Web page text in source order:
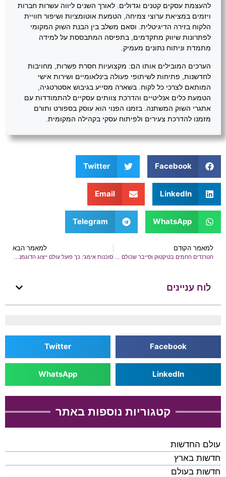
להעצמת עסקים קטנים וגדולים. לאורך השנים ליווה עשרות חברות
ויזמים במציאת ערוצי צמיחה, הטמעת אוטומציות ושיפור חוויית
הלקוח בזירה הדיגיטלית. וסאם משלב בין הבנת השוק המקומי
לפתרונות שיווק מתקדמים, בתפיסה המתבססת על למידה
מתמדת וניתוח נתונים מעמיק.
הערכים המובילים אותו הם: מקצועיות חסרת פשרות, מחויבות
לחדשנות, פתיחות לשיתופי פעולה בינלאומיים ושירות אישי
המותאם לצרכי כל לקוח. בשארה מסייע בגיבוש אסטרטגיה,
הטמעת כלים אנליטיים והדרכת צוותים עסקיים להתמודדות עם
אתגרי השוק המשתנה. בזמנו הפנוי הוא עוסק בספורט ותורם
מזמנו להדרכת צעירים ולפיתוח עסקי בקהילה המקומית.
Facebook
Twitter
LinkedIn
Email
WhatsApp
Telegram
למאמר הקודם למאמר הבא
לוח עניינים
Facebook
Twitter
LinkedIn
WhatsApp
קטגוריות נוספות באתר
עולם החדשות
חדשות בארץ
חדשות בעולם